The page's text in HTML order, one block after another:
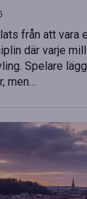
från att vara
där varje
Spelare
men…